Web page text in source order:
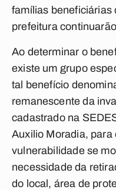
famílias beneficiárias
prefeitura
Ao determinar o
existe um grupo
tal benefício
remanescente da
cadastrado na
Auxilio Moradia, para
vulnerabilidade se
necessidade da
do local, área de